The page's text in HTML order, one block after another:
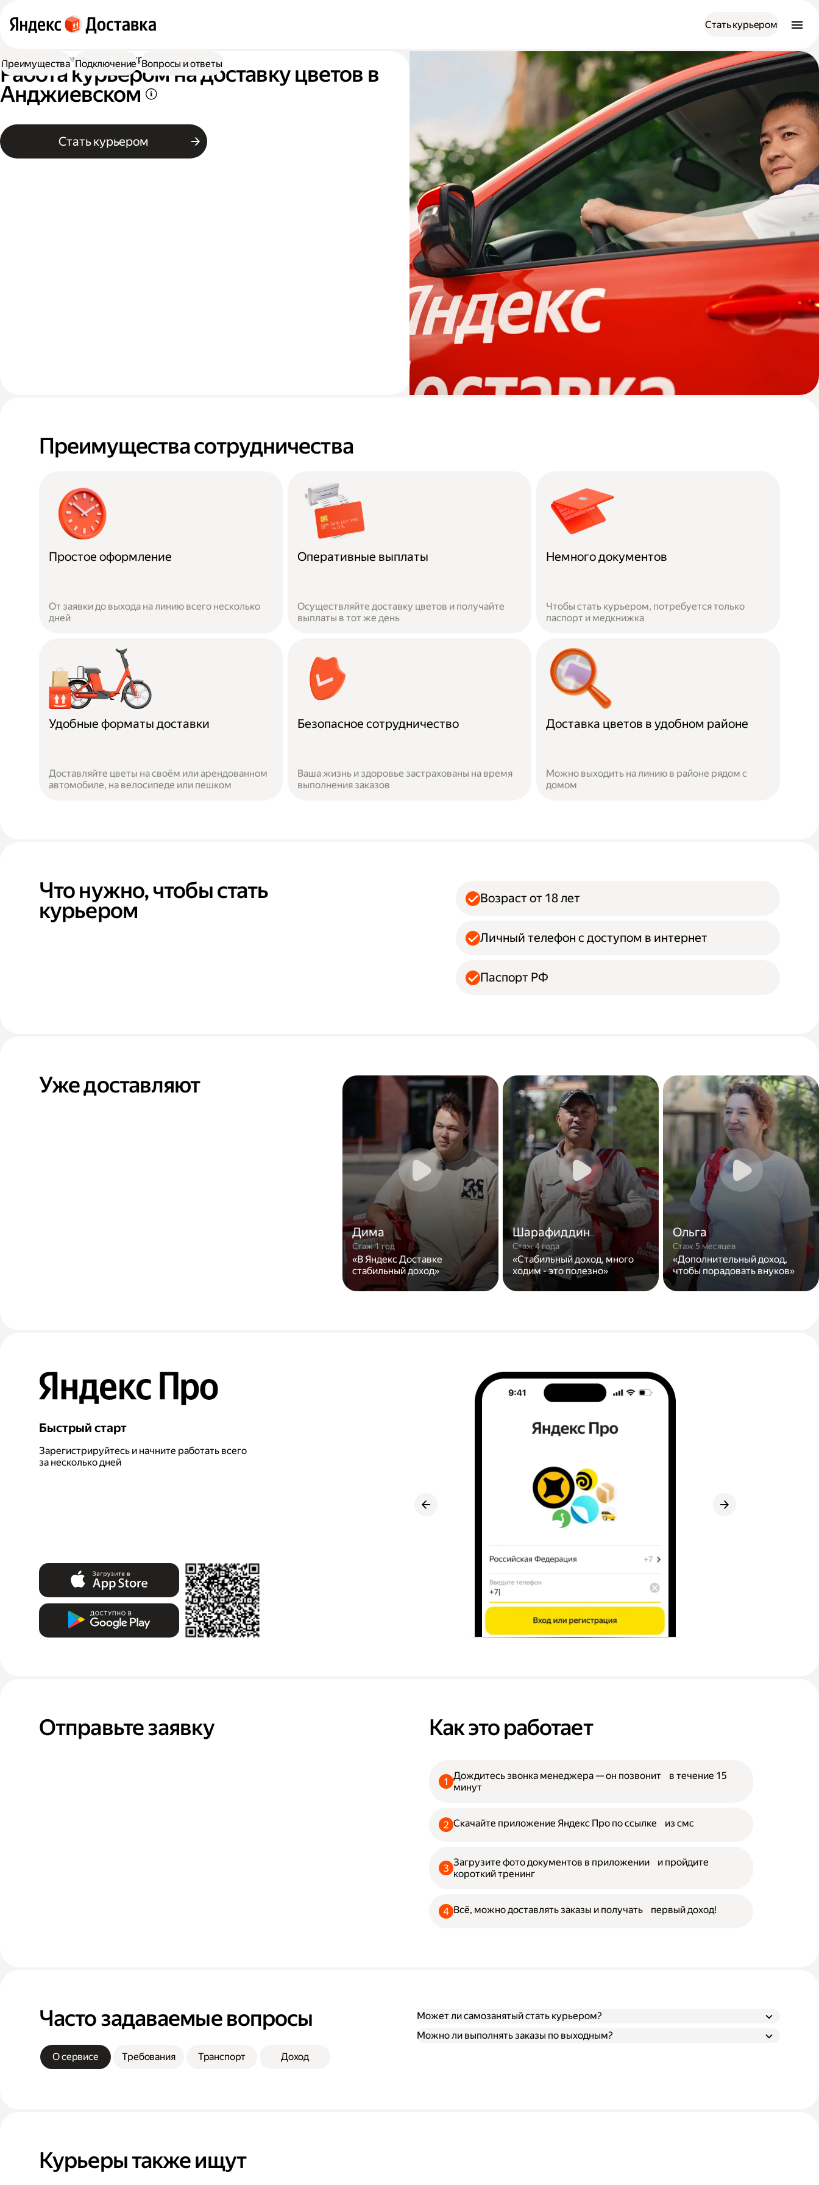
Стать курьером
Работа курьером Работа курьером цветов
Работа курьером на доставку цветов в
Анджиевском
Стать курьером
Преимущества Подключение Вопросы и ответы
Преимущества сотрудничества
Простое оформление
От заявки до выхода на линию всего несколько
дней
Оперативные выплаты
Осуществляйте доставку цветов и получайте
выплаты в тот же день
Немного документов
Чтобы стать курьером, потребуется только
паспорт и медкнижка
Удобные форматы доставки
Доставляйте цветы на своём или арендованном
автомобиле, на велосипеде или пешком
Безопасное сотрудничество
Ваша жизнь и здоровье застрахованы на время
выполнения заказов
Доставка цветов в удобном районе
Можно выходить на линию в районе рядом с
домом
Что нужно, чтобы стать
курьером Возраст от 18 лет
Личный телефон с доступом в интернет
Паспорт РФ
Уже доставляют
Дима
Стаж 1 год
«В Яндекс Доставке
стабильный доход»
Шарафиддин
Стаж 4 года
«Стабильный доход, много
ходим - это полезно»
Ольга
Стаж 5 месяцев
«Дополнительный доход,
чтобы порадовать внуков»
Быстрый старт
Зарегистрируйтесь и начните работать всего
за несколько дней
Отправьте заявку Как это работает
Дождитесь звонка менеджера — он позвонит в течение 15
минут
Скачайте приложение Яндекс Про по ссылке из смс
Загрузите фото документов в приложении и пройдите
короткий тренинг
Всё, можно доставлять заказы и получать первый доход!
Часто задаваемые вопросы
О сервисе Требования Транспорт Доход
Может ли самозанятый стать курьером?
Можно ли выполнять заказы по выходным?
Курьеры также ищут